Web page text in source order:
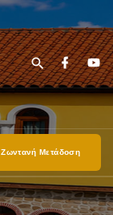
Ζωντανή Μετάδοση